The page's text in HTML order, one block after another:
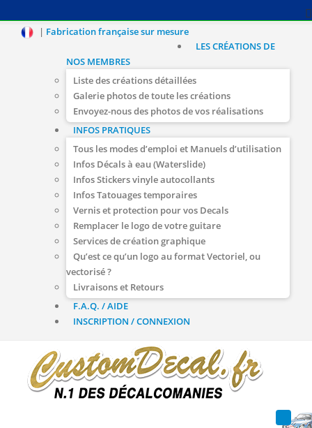
| Fabrication française sur mesure
LES CRÉATIONS DE
NOS MEMBRES
Liste des créations détaillées
Galerie photos de toute les créations
Envoyez-nous des photos de vos réalisations
INFOS PRATIQUES
Tous les modes d’emploi et Manuels d’utilisation
Infos Décals à eau (Waterslide)
Infos Stickers vinyle autocollants
Infos Tatouages temporaires
Vernis et protection pour vos Decals
Remplacer le logo de votre guitare
Services de création graphique
Qu’est ce qu’un logo au format Vectoriel, ou
vectorisé ?
Livraisons et Retours
F.A.Q. / AIDE
INSCRIPTION / CONNEXION